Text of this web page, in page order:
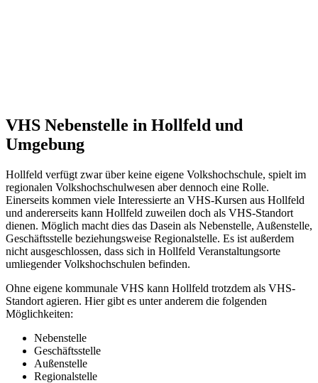
VHS Nebenstelle in Hollfeld und
Umgebung
Hollfeld verfügt zwar über keine eigene Volkshochschule, spielt im
regionalen Volkshochschulwesen aber dennoch eine Rolle.
Einerseits kommen viele Interessierte an VHS-Kursen aus Hollfeld
und andererseits kann Hollfeld zuweilen doch als VHS-Standort
dienen. Möglich macht dies das Dasein als Nebenstelle, Außenstelle,
Geschäftsstelle beziehungsweise Regionalstelle. Es ist außerdem
nicht ausgeschlossen, dass sich in Hollfeld Veranstaltungsorte
umliegender Volkshochschulen befinden.
Ohne eigene kommunale VHS kann Hollfeld trotzdem als VHS-
Standort agieren. Hier gibt es unter anderem die folgenden
Möglichkeiten:
Nebenstelle
Geschäftsstelle
Außenstelle
Regionalstelle